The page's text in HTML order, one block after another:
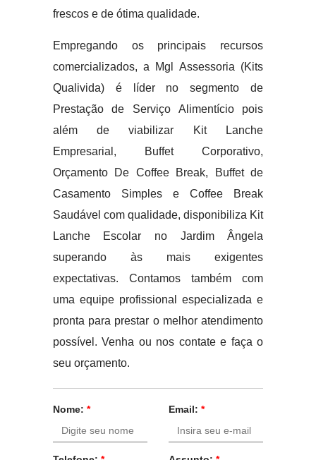
frescos e de ótima qualidade.
Empregando os principais recursos
comercializados, a Mgl Assessoria (Kits
Qualivida) é líder no segmento de
Prestação de Serviço Alimentício pois
além de viabilizar Kit Lanche
Empresarial, Buffet Corporativo,
Orçamento De Coffee Break, Buffet de
Casamento Simples e Coffee Break
Saudável com qualidade, disponibiliza Kit
Lanche Escolar no Jardim Ângela
superando às mais exigentes
expectativas. Contamos também com
uma equipe profissional especializada e
pronta para prestar o melhor atendimento
possível. Venha ou nos contate e faça o
seu orçamento.
Nome: * Email: *